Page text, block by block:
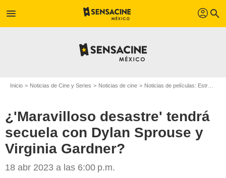
menu profil search
Inicio Noticias de Cine y Series Noticias de cine Noticias de películas: Estreno de película
¿'Maravilloso desastre' tendrá
secuela con Dylan Sprouse y
Virginia Gardner?
18 abr 2023 a las 6:00 p.m.